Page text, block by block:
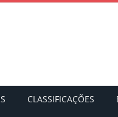
CLASSIFICAÇÕES